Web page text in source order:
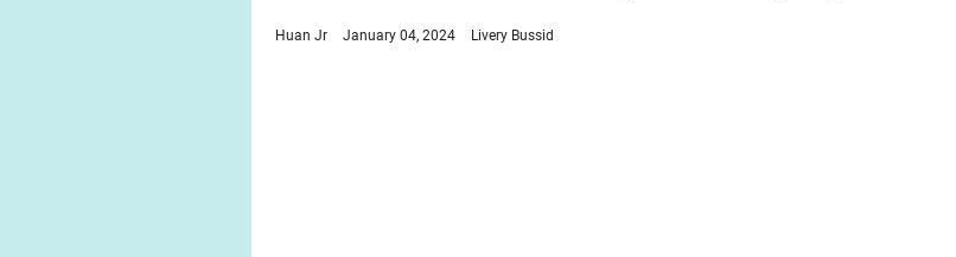
Huan Jr January 04, 2024 Livery Bussid